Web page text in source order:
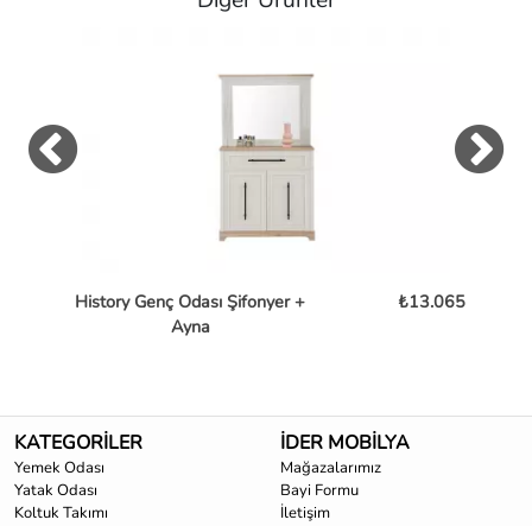
History Genç Odası Şifonyer +
Ayna
₺13.065
KATEGORİLER
Yemek Odası
Yatak Odası
Koltuk Takımı
İDER MOBİLYA
Mağazalarımız
Bayi Formu
İletişim